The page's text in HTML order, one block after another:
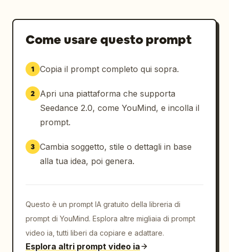
— Telecamera inclinata drammaticamente verso
— Camminata direttamente verso l'obiettivo
— Traffico cittadino accelerato attorno a lei
con i colpi di batteria.
[00:08-00:10]
Energia da vlog caotica e divertente:
— Selfie sorridente con la Gioconda sullo
— Contatto visivo ravvicinato con la
telecamera
— Transizione rapida con zoom a scatto
La musica rock si interrompe brevemente per
Come usare questo prompt
1 Copia il prompt completo qui sopra.
2
Apri una piattaforma che supporta
Seedance 2.0, come YouMind, e incolla il
prompt.
3 Cambia soggetto, stile o dettagli in base
alla tua idea, poi genera.
Questo è un prompt IA gratuito della libreria di
prompt di YouMind. Esplora altre migliaia di prompt
video ia, tutti liberi da copiare e adattare.
Esplora altri prompt video ia